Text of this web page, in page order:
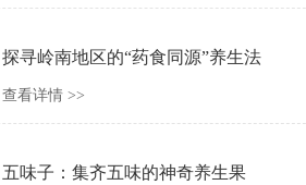
探寻岭南地区的“药食同源”养生法
查看详情 >>
五味子：集齐五味的神奇养生果